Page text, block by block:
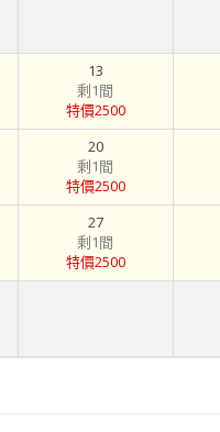
13
剩1間
特價2500
20
剩1間
特價2500
27
剩1間
特價2500